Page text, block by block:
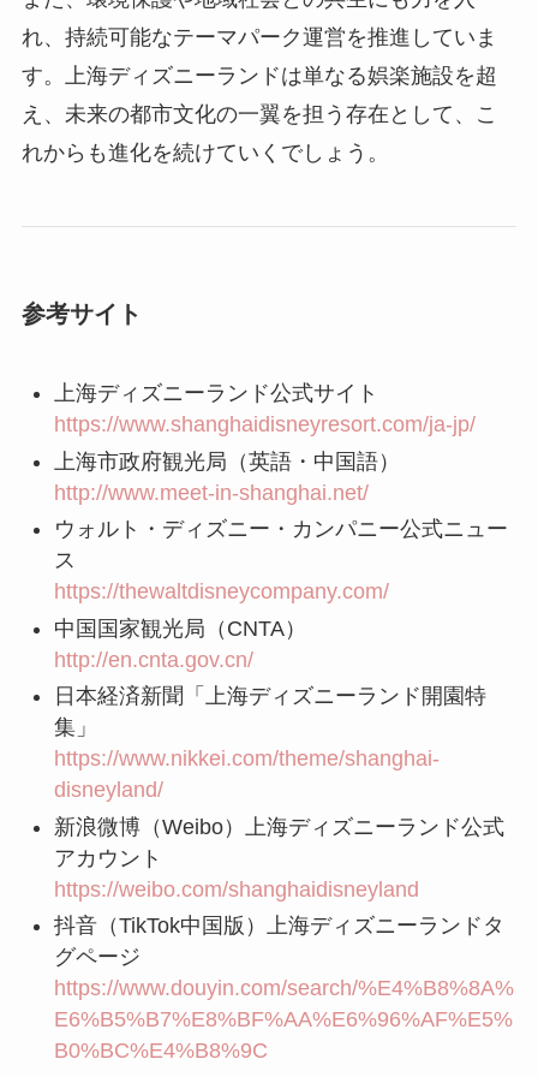
れ、持続可能なテーマパーク運営を推進していま
す。上海ディズニーランドは単なる娯楽施設を超
え、未来の都市文化の一翼を担う存在として、こ
れからも進化を続けていくでしょう。
参考サイト
上海ディズニーランド公式サイト
https://www.shanghaidisneyresort.com/ja-jp/
上海市政府観光局（英語・中国語）
http://www.meet-in-shanghai.net/
ウォルト・ディズニー・カンパニー公式ニュー
ス
https://thewaltdisneycompany.com/
中国国家観光局（CNTA）
http://en.cnta.gov.cn/
日本経済新聞「上海ディズニーランド開園特
集」
https://www.nikkei.com/theme/shanghai-
disneyland/
新浪微博（Weibo）上海ディズニーランド公式
アカウント
https://weibo.com/shanghaidisneyland
抖音（TikTok中国版）上海ディズニーランドタ
グページ
https://www.douyin.com/search/%E4%B8%8A%
E6%B5%B7%E8%BF%AA%E6%96%AF%E5%
B0%BC%E4%B8%9C